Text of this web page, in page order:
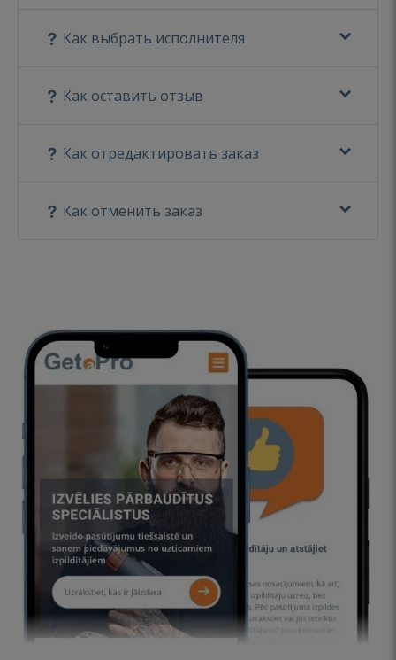
Как выбрать исполнителя
Как оставить отзыв
Как отредактировать заказ
Как отменить заказ